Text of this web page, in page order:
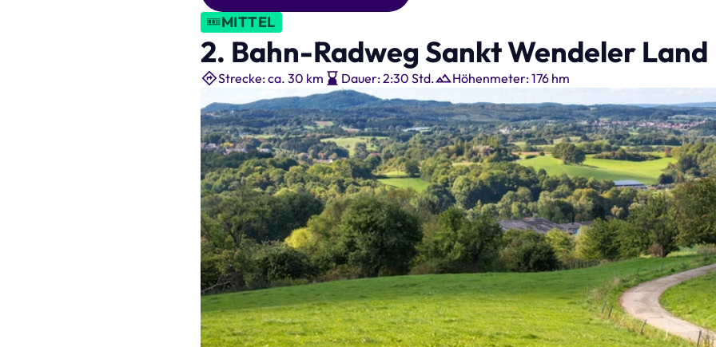
MITTEL
2. Bahn-Radweg Sankt Wendeler Land
Strecke: ca. 30 km Dauer: 2:30 Std. Höhenmeter: 176 hm